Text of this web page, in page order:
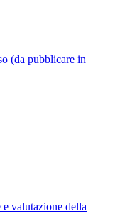
(da pubblicare in
valutazione della